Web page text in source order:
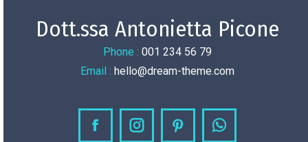
Dott.ssa Antonietta Picone
Phone : 001 234 56 79
Email : hello@dream-theme.com
FacebookInstagramPinterestWhatsapp